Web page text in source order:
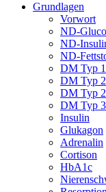
Grundlagen
Vorwort
ND-
ND-
ND-
DM Typ 1
DM Typ 2
DM Typ
DM Typ
Insulin
Glukagon
Adrenalin
Cortison
HbA1c